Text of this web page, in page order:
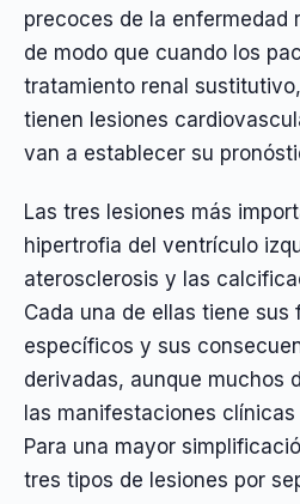
precoces de la enfermedad
de modo que cuando los
tratamiento renal
tienen lesiones
van a establecer su
Las tres lesiones más
hipertrofia del ventrículo
aterosclerosis y las
Cada una de ellas tiene
específicos y sus
derivadas, aunque muchos
las manifestaciones
Para una mayor
tres tipos de lesiones por